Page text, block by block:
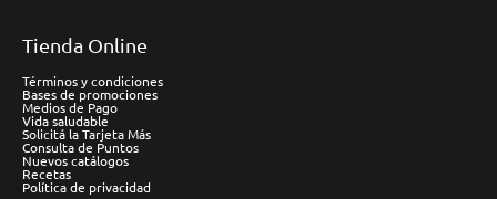
Tienda Online
Términos y condiciones
Bases de promociones
Medios de Pago
Vida saludable
Solicitá la Tarjeta Más
Consulta de Puntos
Nuevos catálogos
Recetas
Política de privacidad